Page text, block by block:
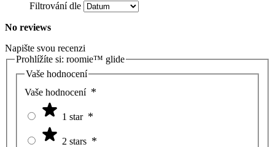
Filtrování dle
No reviews
Napište svou recenzi
Prohlížíte si: roomie™ glide
Vaše hodnocení
Vaše hodnocení
1 star
2 stars